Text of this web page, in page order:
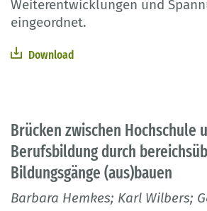
Weiterentwicklungen und
eingeordnet.
Download
Brücken zwischen Hochschule
Berufsbildung durch
Bildungsgänge (aus)bauen
Barbara Hemkes; Karl Wilbers;